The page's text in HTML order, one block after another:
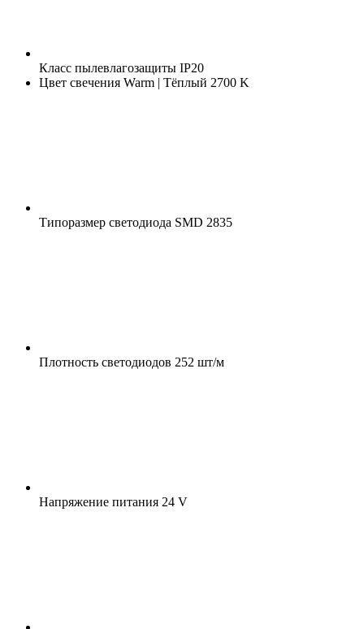
Класс пылевлагозащиты IP20
Цвет свечения Warm | Тёплый 2700 K
Типоразмер светодиода SMD 2835
Плотность светодиодов 252 шт/м
Напряжение питания 24 V